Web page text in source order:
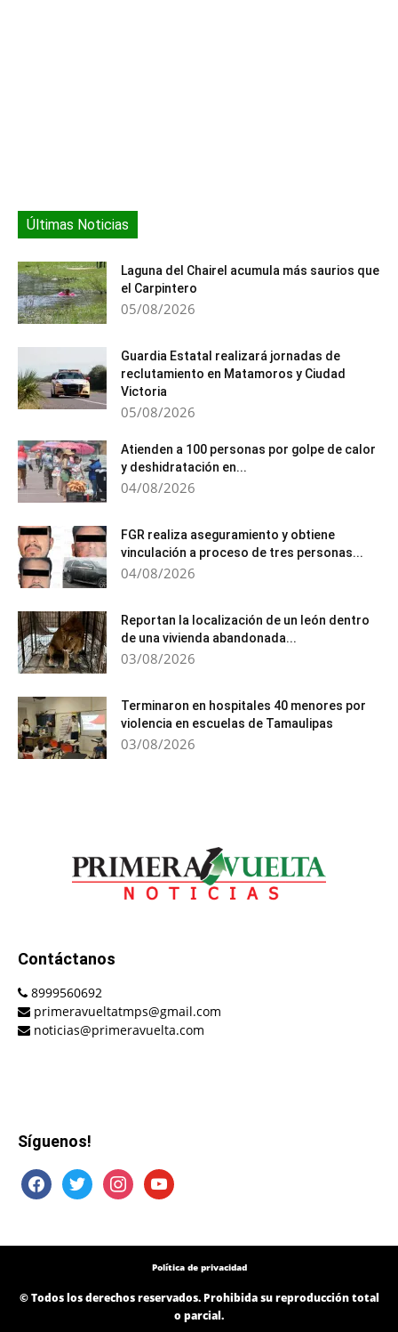
Últimas Noticias
Laguna del Chairel acumula más saurios que
el Carpintero
05/08/2026
Guardia Estatal realizará jornadas de
reclutamiento en Matamoros y Ciudad
Victoria
05/08/2026
Atienden a 100 personas por golpe de calor
y deshidratación en...
04/08/2026
FGR realiza aseguramiento y obtiene
vinculación a proceso de tres personas...
04/08/2026
Reportan la localización de un león dentro
de una vivienda abandonada...
03/08/2026
Terminaron en hospitales 40 menores por
violencia en escuelas de Tamaulipas
03/08/2026
Contáctanos
8999560692
primeravueltatmps@gmail.com
noticias@primeravuelta.com
Síguenos!
facebooktwitter instagramyoutube
Política de privacidad
© Todos los derechos reservados. Prohibida su reproducción total
o parcial.